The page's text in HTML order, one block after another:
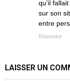
qu’il
sur son
entre
Répondre
LAISSER UN